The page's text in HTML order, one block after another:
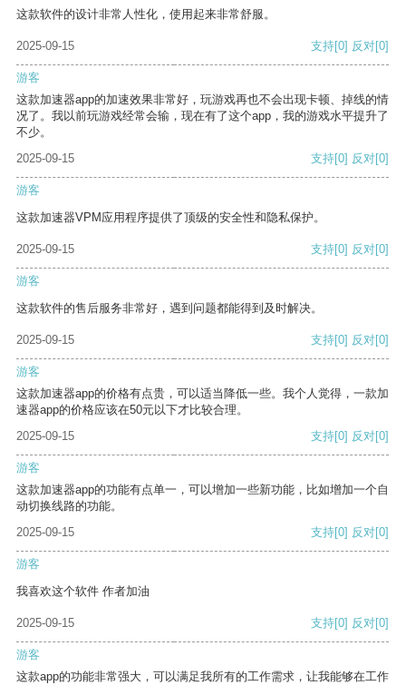
这款软件的设计非常人性化，使用起来非常舒服。
2025-09-15 支持[0] 反对[0]
游客
这款加速器app的加速效果非常好，玩游戏再也不会出现卡顿、掉线的情
况了。我以前玩游戏经常会输，现在有了这个app，我的游戏水平提升了
不少。
2025-09-15
支持[0] 反对[0]
游客
这款加速器VPM应用程序提供了顶级的安全性和隐私保护。
2025-09-15 支持[0] 反对[0]
游客
这款软件的售后服务非常好，遇到问题都能得到及时解决。
2025-09-15 支持[0] 反对[0]
游客
这款加速器app的价格有点贵，可以适当降低一些。我个人觉得，一款加
速器app的价格应该在50元以下才比较合理。
2025-09-15
支持[0] 反对[0]
游客
这款加速器app的功能有点单一，可以增加一些新功能，比如增加一个自
动切换线路的功能。
2025-09-15
支持[0] 反对[0]
游客
我喜欢这个软件 作者加油
2025-09-15 支持[0] 反对[0]
游客
这款app的功能非常强大，可以满足我所有的工作需求，让我能够在工作